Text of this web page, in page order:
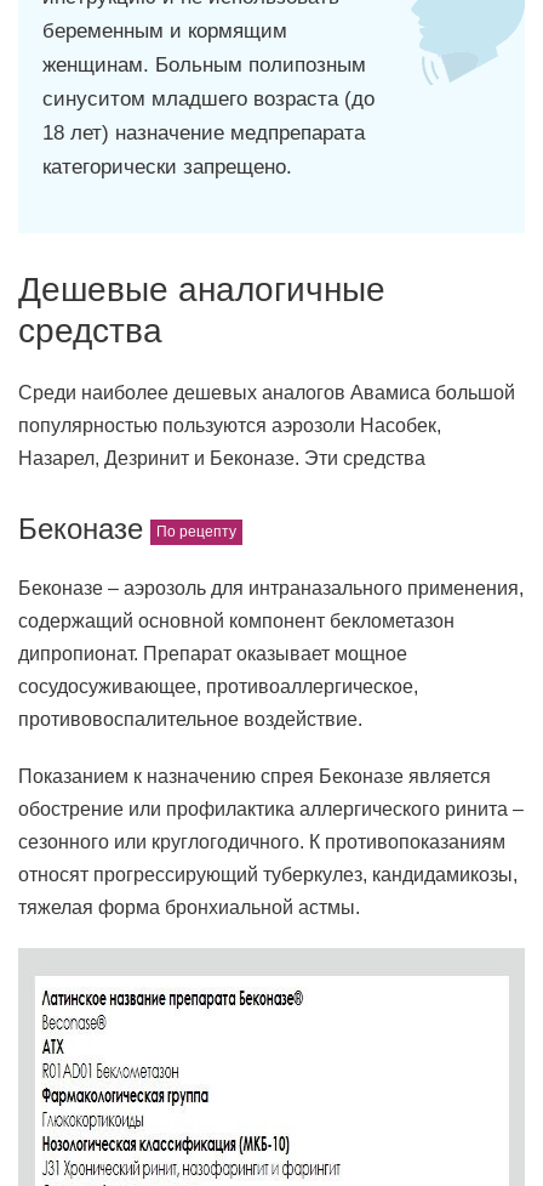
беременным и кормящим
женщинам. Больным полипозным
синуситом младшего возраста (до
18 лет) назначение медпрепарата
категорически запрещено.
Дешевые аналогичные
средства
Среди наиболее дешевых аналогов Авамиса большой
популярностью пользуются аэрозоли Насобек,
Назарел, Дезринит и Беконазе. Эти средства
Беконазе
Беконазе – аэрозоль для интраназального применения,
содержащий основной компонент беклометазон
дипропионат. Препарат оказывает мощное
сосудосуживающее, противоаллергическое,
противовоспалительное воздействие.
Показанием к назначению спрея Беконазе является
обострение или профилактика аллергического ринита –
сезонного или круглогодичного. К противопоказаниям
относят прогрессирующий туберкулез, кандидамикозы,
тяжелая форма бронхиальной астмы.